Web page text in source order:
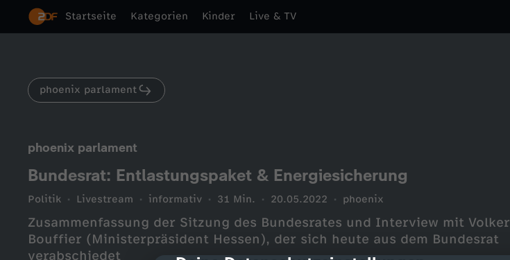
Startseite Kategorien Kinder Live & TV
phoenix parlament
phoenix parlament
Bundesrat: Entlastungspaket & Energiesicherung
Politik Livestream informativ 31 Min. 20.05.2022 phoenix
Zusammenfassung der Sitzung des Bundesrates und Interview mit Volker
Bouffier (Ministerpräsident Hessen), der sich heute aus dem Bundesrat
verabschiedet